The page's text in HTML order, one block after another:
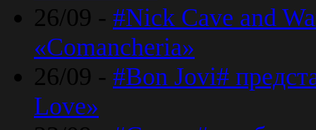
26/09 - #Nick Cave and
«Comancheria»
26/09 - #Bon Jovi#
Love»